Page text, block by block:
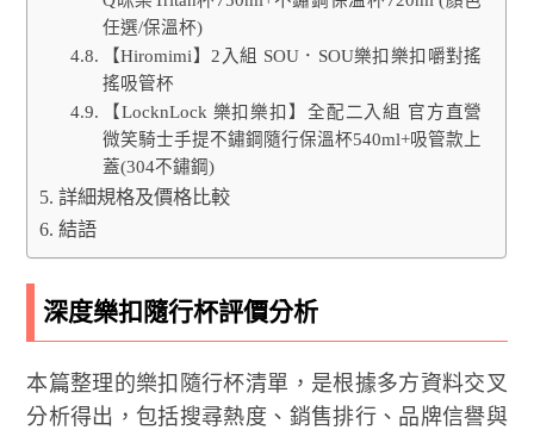
任選/保溫杯)
【Hiromimi】2入組 SOU．SOU樂扣樂扣嚼對搖
搖吸管杯
【LocknLock 樂扣樂扣】全配二入組 官方直營
微笑騎士手提不鏽鋼隨行保溫杯540ml+吸管款上
蓋(304不鏽鋼)
詳細規格及價格比較
結語
深度樂扣隨行杯評價分析
本篇整理的樂扣隨行杯清單，是根據多方資料交叉
分析得出，包括搜尋熱度、銷售排行、品牌信譽與